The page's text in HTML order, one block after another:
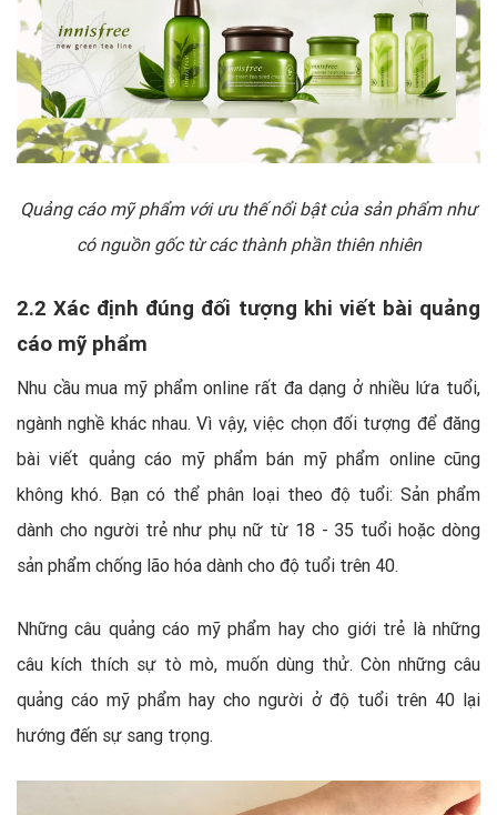
Quảng cáo mỹ phẩm với ưu thếnổi bật của sản phẩm như
có nguồn gốc từ các thành phần thiên nhiên
2.2 Xác định đúng đối tượng khi viết bài quảng
cáo mỹ phẩm
Nhu cầu mua mỹ phẩm online rất đa dạng ở nhiều lứa tuổi,
ngành nghề khác nhau. Vì vậy, việc chọn đối tượng để đăng
bài viết quảng cáo mỹ phẩm bán mỹ phẩm online cũng
không khó. Bạn có thể phân loại theo độ tuổi: Sản phẩm
dành cho người trẻ như phụ nữ từ 18 - 35 tuổi hoặc dòng
sản phẩm chống lão hóa dành cho độ tuổi trên 40.
Những câu quảng cáo mỹ phẩm hay cho giới trẻ là những
câu kích thích sự tò mò, muốn dùng thử. Còn những câu
quảng cáo mỹ phẩm hay cho người ở độ tuổi trên 40 lại
hướng đến sự sang trọng.